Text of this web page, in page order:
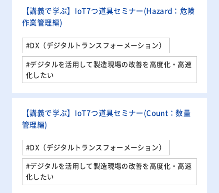
【講義で学ぶ】IoT7つ道具セミナー(Hazard：危険
作業管理編)
#DX（デジタルトランスフォーメーション）
#デジタルを活用して製造現場の改善を高度化・高速
化したい
【講義で学ぶ】IoT7つ道具セミナー(Count：数量
管理編)
#DX（デジタルトランスフォーメーション）
#デジタルを活用して製造現場の改善を高度化・高速
化したい